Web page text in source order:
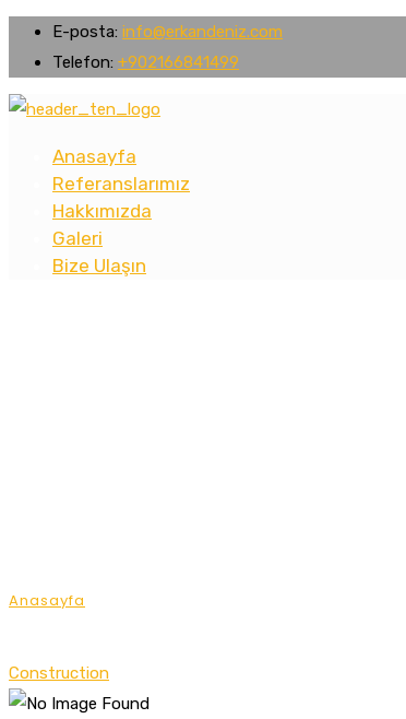
E-posta: info@erkandeniz.com
Telefon: +902166841499
Anasayfa
Referanslarımız
Hakkımızda
Galeri
Bize Ulaşın
Anasayfa
Construction